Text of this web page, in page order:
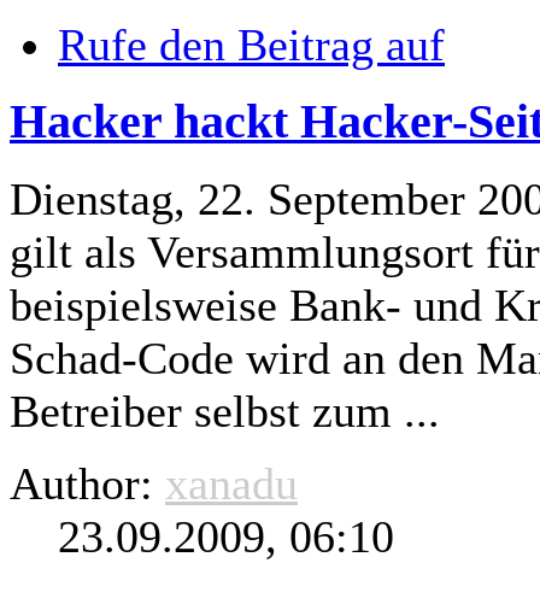
Rufe den Beitrag auf
Hacker hackt Hacker-
Dienstag, 22. September
gilt als Versammlungsort
beispielsweise Bank- und
Schad-Code wird an den
Betreiber selbst zum ...
Author: xanadu
23.09.2009, 06:10